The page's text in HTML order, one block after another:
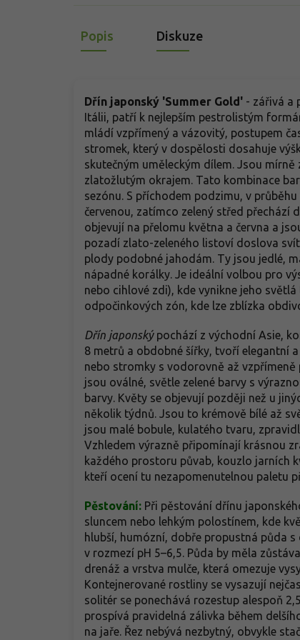
Popis Diskuze
Dřín japonský 'Summer Gold' - zářivá a
Itálii, patří k nejlepším pestrolistým
mládí vzpřímený a vázovitý, postupem
stromek, který v dospělosti dosahuje
skutečným uměleckým dílem. Jsou
zlatožlutým okrajem. Tato kombinace
sezónu. S příchodem podzimu, v
červenou, zatímco zelený střed přechází
objevují na přelomu května a června a
pozadí zlato-zeleného listoví doslova
plody podobné jahodám. Ty jsou jedlé,
nápadné korálky. Je ideální volbou pro
nebo cihlové zdi), kde vynikne jeho
odpočinkových zón, kde lze zblízka
Dřín japonskýpochází z východní Asie,
8 metrů a obdobné šířky, tvoří elegantní
nebo stromky s vodorovně až
jsou oválné, světle zelené barvy s
barvy. Květy se objevují později než u
několik týdnů. Jsou to krémově bílé až
jsou malé bobule, kulatého tvaru,
Vzhledem výrazně připomínají krásnou
každého prostoru půvab, kouzlo jarních
kteří ocení tu nezapomenutelnou paletu
Pěstování: Při pěstování dřínu
sluncem nebo lehkým polostínem, kde
hlubší, humózní, dobře propustná půda
v rozmezí pH 5–6,5. Půda by měla
drenáž a vrstva mulče, která omezuje
Kontejnerované rostliny se vysazují
solitér se ponechává rozestup alespoň
prospívá pravidelná zálivka během
na jaře. Řez nebývá nezbytný, obvykle